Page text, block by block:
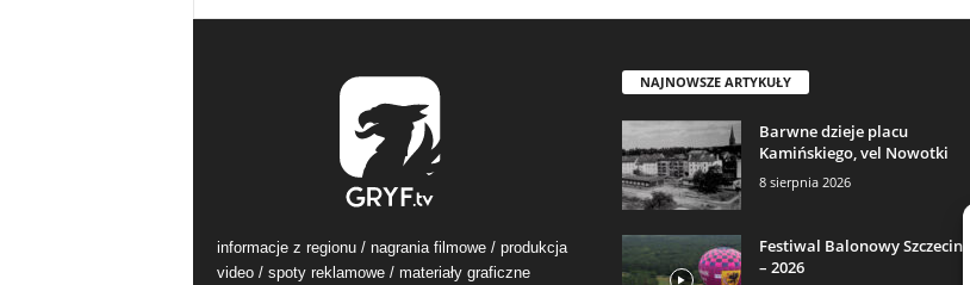
informacje z regionu / nagrania filmowe / produkcja
video / spoty reklamowe / materiały graficzne
NAJNOWSZE ARTYKUŁY
Barwne dzieje placu
Kamińskiego, vel Nowotki
8 sierpnia 2026
Festiwal Balonowy Szczecinek
– 2026